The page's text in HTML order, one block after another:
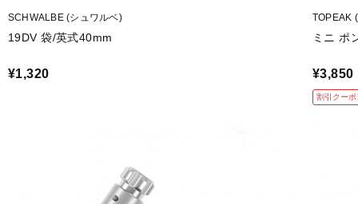
SCHWALBE (シュワルベ)
19DV 袋/英式40mm
¥1,320
TOPEAK
ミニ ポ
¥3,850
割引クーポ